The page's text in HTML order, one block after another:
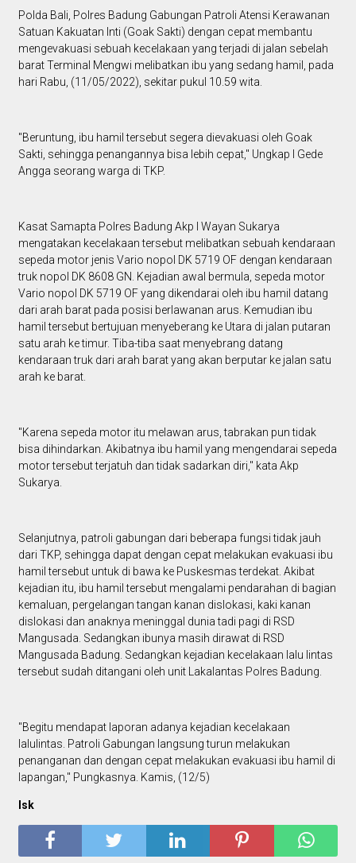
Polda Bali, Polres Badung Gabungan Patroli Atensi Kerawanan
Satuan Kakuatan Inti (Goak Sakti) dengan cepat membantu
mengevakuasi sebuah kecelakaan yang terjadi di jalan sebelah
barat Terminal Mengwi melibatkan ibu yang sedang hamil, pada
hari Rabu, (11/05/2022), sekitar pukul 10.59 wita.
"Beruntung, ibu hamil tersebut segera dievakuasi oleh Goak
Sakti, sehingga penangannya bisa lebih cepat," Ungkap I Gede
Angga seorang warga di TKP.
Kasat Samapta Polres Badung Akp I Wayan Sukarya
mengatakan kecelakaan tersebut melibatkan sebuah kendaraan
sepeda motor jenis Vario nopol DK 5719 OF dengan kendaraan
truk nopol DK 8608 GN. Kejadian awal bermula, sepeda motor
Vario nopol DK 5719 OF yang dikendarai oleh ibu hamil datang
dari arah barat pada posisi berlawanan arus. Kemudian ibu
hamil tersebut bertujuan menyeberang ke Utara di jalan putaran
satu arah ke timur. Tiba-tiba saat menyebrang datang
kendaraan truk dari arah barat yang akan berputar ke jalan satu
arah ke barat.
"Karena sepeda motor itu melawan arus, tabrakan pun tidak
bisa dihindarkan. Akibatnya ibu hamil yang mengendarai sepeda
motor tersebut terjatuh dan tidak sadarkan diri," kata Akp
Sukarya.
Selanjutnya, patroli gabungan dari beberapa fungsi tidak jauh
dari TKP, sehingga dapat dengan cepat melakukan evakuasi ibu
hamil tersebut untuk di bawa ke Puskesmas terdekat. Akibat
kejadian itu, ibu hamil tersebut mengalami pendarahan di bagian
kemaluan, pergelangan tangan kanan dislokasi, kaki kanan
dislokasi dan anaknya meninggal dunia tadi pagi di RSD
Mangusada. Sedangkan ibunya masih dirawat di RSD
Mangusada Badung. Sedangkan kejadian kecelakaan lalu lintas
tersebut sudah ditangani oleh unit Lakalantas Polres Badung.
"Begitu mendapat laporan adanya kejadian kecelakaan
lalulintas. Patroli Gabungan langsung turun melakukan
penanganan dan dengan cepat melakukan evakuasi ibu hamil di
lapangan," Pungkasnya. Kamis, (12/5)
Isk